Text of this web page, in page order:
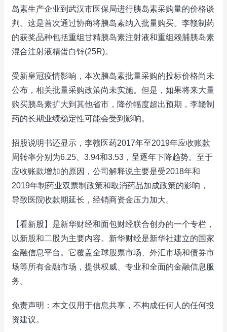
岛素生产企业到武汉市医保局进行胰岛素采购量的价格谈
判。这是首次通过协商将胰岛素纳入批量购买。李赣制药
的获奖品种包括重组甘精胰岛素注射液和重组赖脯胰岛素
混合注射液精蛋白锌(25R)。
受新皇冠疫情影响，本次胰岛素批量采购的投标价格尚未
公布，相关批量采购政策尚未实施。但是，如果将来大量
购买胰岛素扩大到其他省市，降价幅度超出预期，李赣制
药的长期业绩稳定性可能会受到影响。
招股说明书还显示，李赣医药2017年至2019年应收账款
周转率分别为6.25、3.94和3.53，呈逐年下降趋势。至于
应收账款增加的原因，公司解释说主要是受2018年和
2019年制药业双票制政策和取消药品加成政策的影响，
导致医院收款期延长，经销商资金压力加大。
【看新股】是新华财经和面包财经联合创办的一个专栏，
以新股和二股为主要内容。新华财经是新华社建立的国家
金融信息平台。它覆盖全球股票市场、外汇市场和债券市
场等所有金融市场，提供权威、专业和全面的金融信息服
务。
免责声明：本文仅用于信息共享，不构成任何人的任何投
资建议。